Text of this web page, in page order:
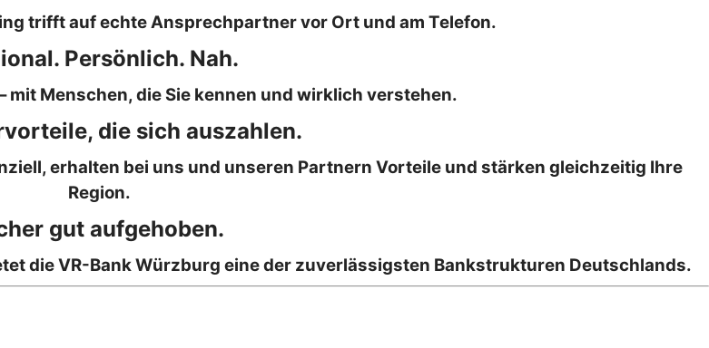
trifft auf echte Ansprechpartner vor Ort und am Telefon.
Persönlich. Nah.
mit Menschen, die Sie kennen und wirklich verstehen.
die sich auszahlen.
erhalten bei uns und unseren Partnern Vorteile und stärken gleichzeitig Ihre
Region.
gut aufgehoben.
die VR-Bank Würzburg eine der zuverlässigsten Bankstrukturen Deutschlands.